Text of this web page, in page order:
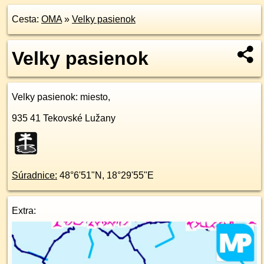
Cesta: OMA» Velky pasienok
Velky pasienok
Velky pasienok: miesto,
935 41 Tekovské Lužany
Súradnice: 48°6'51"N , 18°29'55"E
Extra: